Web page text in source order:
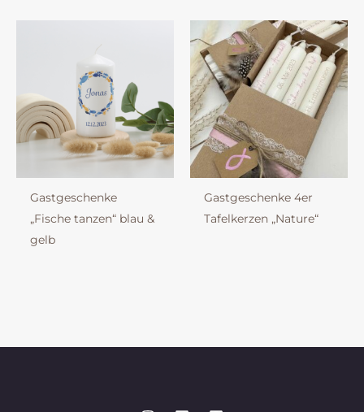
Gastgeschenke
„Fische tanzen“ blau &
gelb
Gastgeschenke 4er
Tafelkerzen „Nature“